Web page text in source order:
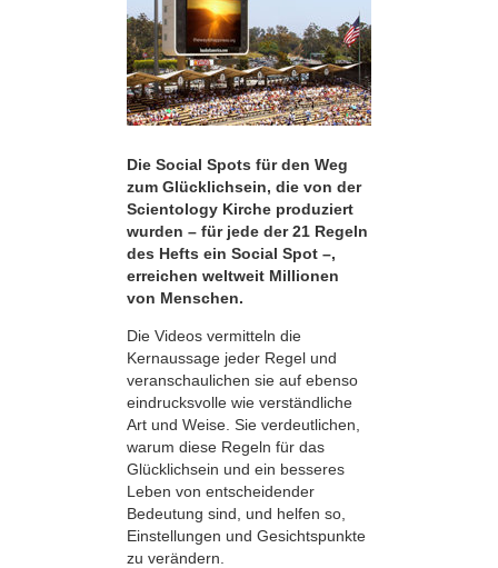
Die Social Spots für den Weg
zum Glücklichsein, die von der
Scientology Kirche produziert
wurden – für jede der 21 Regeln
des Hefts ein Social Spot –,
erreichen weltweit Millionen
von Menschen.
Die Videos vermitteln die
Kernaussage jeder Regel und
veranschaulichen sie auf ebenso
eindrucksvolle wie verständliche
Art und Weise. Sie verdeutlichen,
warum diese Regeln für das
Glücklichsein und ein besseres
Leben von entscheidender
Bedeutung sind, und helfen so,
Einstellungen und Gesichtspunkte
zu verändern.